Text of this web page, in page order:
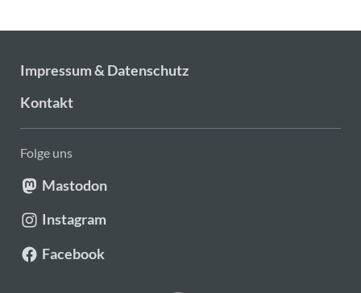
Impressum & Datenschutz
Kontakt
Folge uns
Mastodon
Instagram
Facebook